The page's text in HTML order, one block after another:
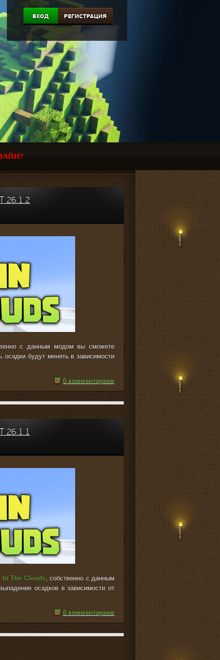
ВХОД РЕГИСТРАЦИЯ
26.1.2
с данным модом вы сможете
осадки будут менять в зависимости
0 комментариев
26.1.1
In The Clouds, собственно с данным
осадков в зависимости от
0 комментариев